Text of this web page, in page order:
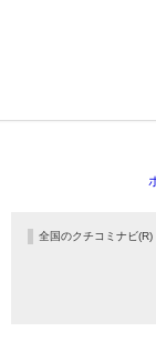
全国のクチコミナビ(R)